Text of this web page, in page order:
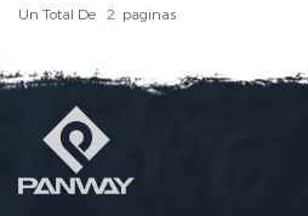
Un Total De 2 Paginas